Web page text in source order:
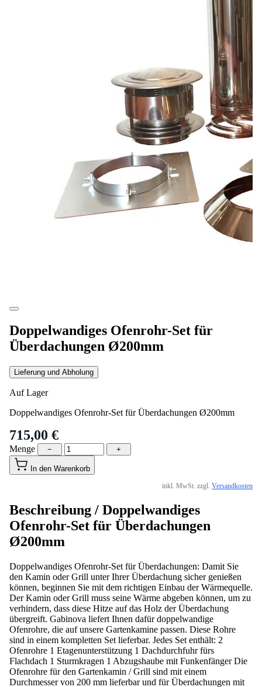
Doppelwandiges Ofenrohr-Set für
Überdachungen Ø200mm
Lieferung und Abholung
Auf Lager
Doppelwandiges Ofenrohr-Set für Überdachungen Ø200mm
715,00 €
Menge − +
In den Warenkorb
inkl. MwSt. zzgl. Versandkosten
Beschreibung / Doppelwandiges
Ofenrohr-Set für Überdachungen
Ø200mm
Doppelwandiges Ofenrohr-Set für Überdachungen: Damit Sie
den Kamin oder Grill unter Ihrer Überdachung sicher genießen
können, beginnen Sie mit dem richtigen Einbau der Wärmequelle.
Der Kamin oder Grill muss seine Wärme abgeben können, um zu
verhindern, dass diese Hitze auf das Holz der Überdachung
übergreift. Gabinova liefert Ihnen dafür doppelwandige
Ofenrohre, die auf unsere Gartenkamine passen. Diese Rohre
sind in einem kompletten Set lieferbar. Jedes Set enthält: 2
Ofenrohre 1 Etagenunterstützung 1 Dachdurchfuhr fürs
Flachdach 1 Sturmkragen 1 Abzugshaube mit Funkenfänger Die
Ofenrohre für den Gartenkamin / Grill sind mit einem
Durchmesser von 200 mm lieferbar und für Überdachungen mit